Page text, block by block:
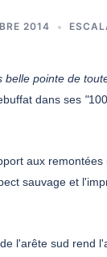
2014
belle pointe de
dans ses "
aux remontées
sauvage et
l'arête sud rend